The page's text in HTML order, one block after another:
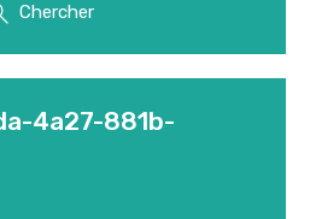
Chercher
4a27-881b-